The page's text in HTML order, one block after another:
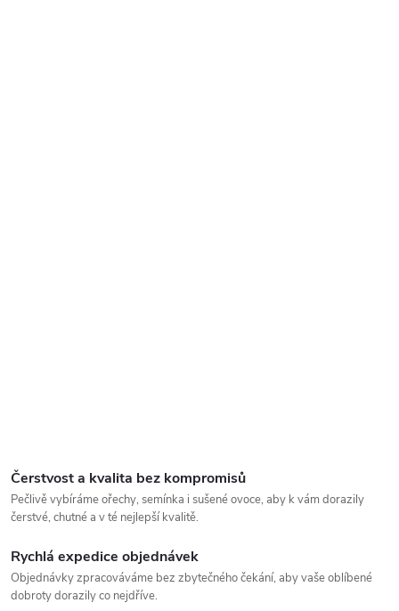
Čerstvost a kvalita bez kompromisů
Pečlivě vybíráme ořechy, semínka i sušené ovoce, aby k vám dorazily
čerstvé, chutné a v té nejlepší kvalitě.
Rychlá expedice objednávek
Objednávky zpracováváme bez zbytečného čekání, aby vaše oblíbené
dobroty dorazily co nejdříve.